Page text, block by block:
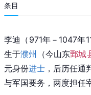
条目
李迪（971年－1047年
生于濮州 （今山东鄄城
元身份进士 ，后历任通
与军国要务，两度担任